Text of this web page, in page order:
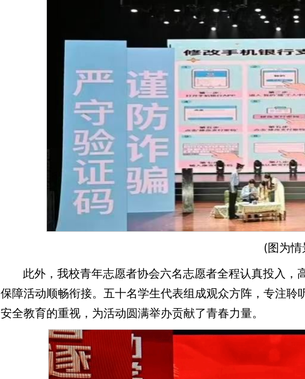
(图为
此外，我校青年志愿者协会六名志愿者全程认真投入
保障活动顺畅衔接。五十名学生代表组成观众方阵，专注
安全教育的重视，为活动圆满举办贡献了青春力量。